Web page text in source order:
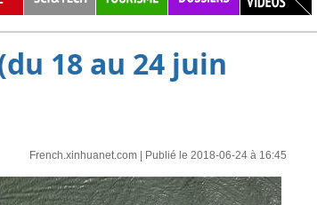
18 au 24 juin
French.xinhuanet.com| Publié le 2018-06-24 à 16:45